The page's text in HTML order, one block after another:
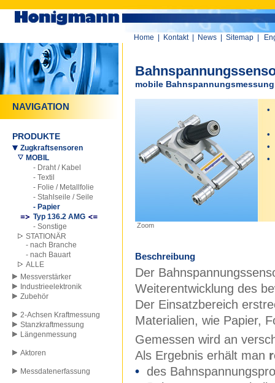
Home Kontakt News Sitemap
NAVIGATION
PRODUKTE
Zugkraftsensoren
MOBIL
- Draht / Kabel
- Textil
- Folie / Metallfolie
- Stahlseile / Seile
- Papier
Typ 136.2 AMG
- Sonstige
STATIONÄR
- nach Branche
- nach Bauart
ALLE
Messverstärker
Industrieelektronik
Zubehör
2-Achsen Kraftmessung
Stanzkraftmessung
Längenmessung
Aktoren
Messdatenerfassung
mobile
•
•
•
•
Zoom
Beschreibung
Der
Weiterentwicklung des
Der Einsatzbereich
Materialien, wie Papier,
Gemessen wird an
Als Ergebnis erhält man
• des